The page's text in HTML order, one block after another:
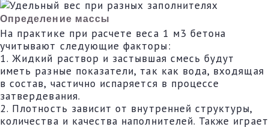
Определение массы
На практике при расчете веса 1 м3 бетона
учитывают следующие факторы:
1. Жидкий раствор и застывшая смесь будут
иметь разные показатели, так как вода, входящая
в состав, частично испаряется в процессе
затвердевания.
2. Плотность зависит от внутренней структуры,
количества и качества наполнителей. Также играет